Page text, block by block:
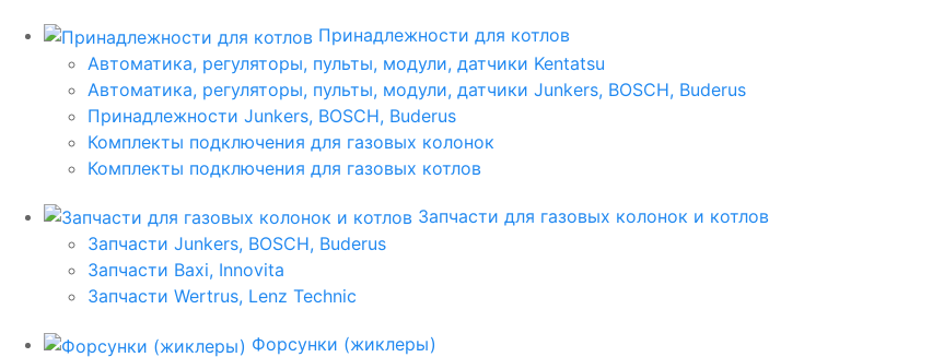
Принадлежности для котлов
Автоматика, регуляторы, пульты, модули, датчики Kentatsu
Автоматика, регуляторы, пульты, модули, датчики Junkers, BOSCH, Buderus
Принадлежности Junkers, BOSCH, Buderus
Комплекты подключения для газовых колонок
Комплекты подключения для газовых котлов
Запчасти для газовых колонок и котлов
Запчасти Junkers, BOSCH, Buderus
Запчасти Baxi, Innovita
Запчасти Wertrus, Lenz Technic
Форсунки (жиклеры)